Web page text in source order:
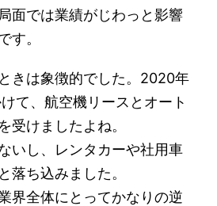
面では業績がじわっと影響
す。
きは象徴的でした。2020年
て、航空機リースとオート
受けましたよね。
いし、レンタカーや社用車
落ち込みました。
界全体にとってかなりの逆